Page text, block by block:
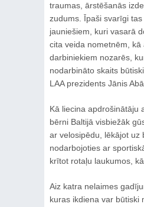
traumas, ārstēšanās
zudums. Īpaši svarīgi
jauniešiem, kuri vasarā
cita veida nometnēm, kā
darbiniekiem nozarēs,
nodarbināto skaits
LAA prezidents Jānis
Kā liecina apdrošinātāju
bērni Baltijā visbiežāk
ar velosipēdu, lēkājot uz
nodarbojoties ar
krītot rotaļu laukumos,
Aiz katra nelaimes
kuras ikdiena var būtiski